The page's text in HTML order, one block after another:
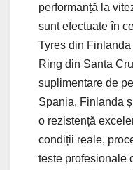
performanță la
sunt efectuate în
Tyres din
Ring din Santa
suplimentare de
Spania, Finlanda
o rezistență
condiții reale,
teste profesionale